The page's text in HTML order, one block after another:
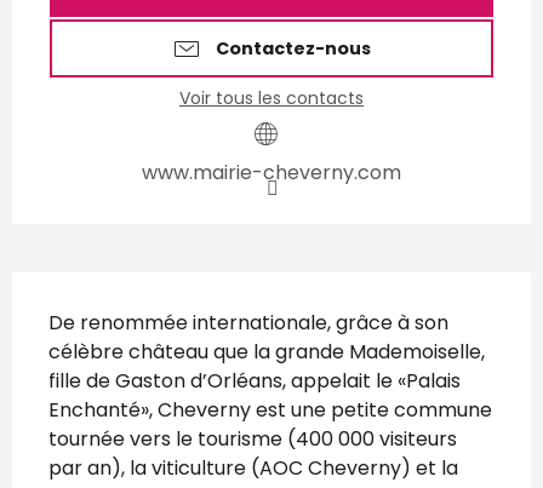
Contactez-nous
Voir tous les contacts
www.mairie-cheverny.com
Description
De renommée internationale, grâce à son
célèbre château que la grande Mademoiselle,
fille de Gaston d’Orléans, appelait le «Palais
Enchanté», Cheverny est une petite commune
tournée vers le tourisme (400 000 visiteurs
par an), la viticulture (AOC Cheverny) et la